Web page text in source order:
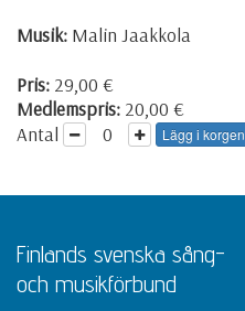
Musik: Malin Jaakkola
Pris: 29,00 €
Medlemspris: 20,00 €
Antal
Lägg i korgen
Finlands svenska sång-
och musikförbund